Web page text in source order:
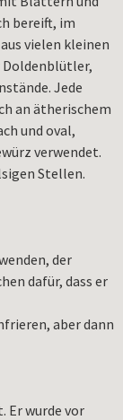
bereift, im
vielen kleinen
Doldenblütler,
Jede
an ätherischem
und oval,
verwendet.
Stellen.
der
dafür, dass er
aber dann
Er wurde vor